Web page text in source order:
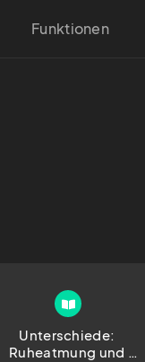
Funktionen
Unterschiede:
Ruheatmung und